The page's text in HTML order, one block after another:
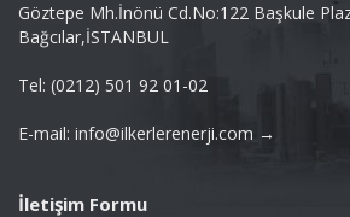
Göztepe Mh.İnönü Cd.No:122 Başkule
Bağcılar,İSTANBUL
Tel: (0212) 501 92 01-02
E-mail: info@ilkerlerenerji.com →
İletişim Formu